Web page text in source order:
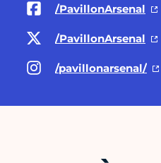
/PavillonArsenal
/PavillonArsenal
/pavillonarsenal/